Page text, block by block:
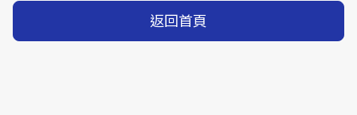
返回首頁